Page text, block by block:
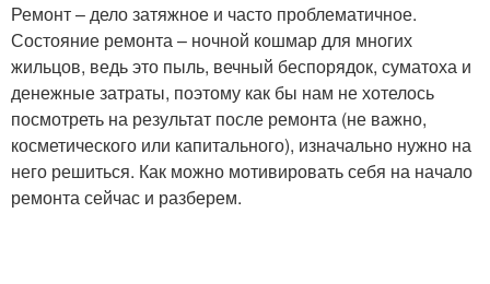
Ремонт – дело затяжное и часто проблематичное.
Состояние ремонта – ночной кошмар для многих
жильцов, ведь это пыль, вечный беспорядок, суматоха и
денежные затраты, поэтому как бы нам не хотелось
посмотреть на результат после ремонта (не важно,
косметического или капитального), изначально нужно на
него решиться. Как можно мотивировать себя на начало
ремонта сейчас и разберем.